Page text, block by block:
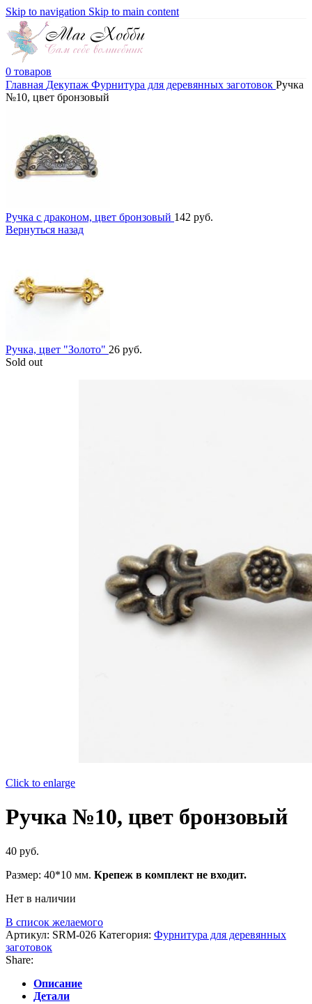
Skip to navigation Skip to main content
0 товаров
Главная Декупаж Фурнитура для деревянных заготовок Ручка
№10, цвет бронзовый
Ручка с драконом, цвет бронзовый 142 руб.
Вернуться назад
Ручка, цвет "Золото" 26 руб.
Sold out
Click to enlarge
Ручка №10, цвет бронзовый
40 руб.
Размер: 40*10 мм. Крепеж в комплект не входит.
Нет в наличии
В список желаемого
Артикул: SRM-026 Категория: Фурнитура для деревянных
заготовок
Share:
Описание
Детали